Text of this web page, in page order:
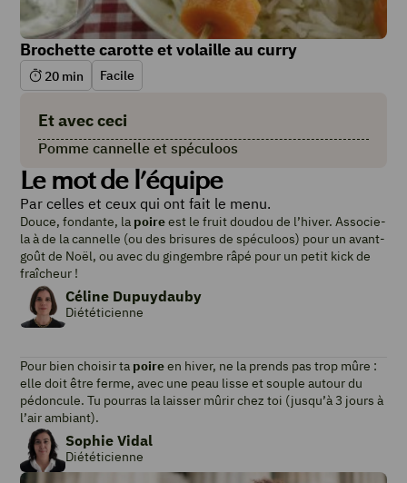
Brochette carotte et volaille au curry
20 min Facile
Et avec ceci
Pomme cannelle et spéculoos
Le mot de l’équipe
Par celles et ceux qui ont fait le menu.
Céline Dupuydauby
Diététicienne
Douce, fondante, la poireest le fruit doudou de l’hiver. Associe-
la à de la cannelle (ou des brisures de spéculoos) pour un avant-
goût de Noël, ou avec du gingembre râpé pour un petit kick de
fraîcheur !
Sophie Vidal
Diététicienne
Pour bien choisir ta poireen hiver, ne la prends pas trop mûre :
elle doit être ferme, avec une peau lisse et souple autour du
pédoncule. Tu pourras la laisser mûrir chez toi (jusqu’à 3 jours à
l’air ambiant).